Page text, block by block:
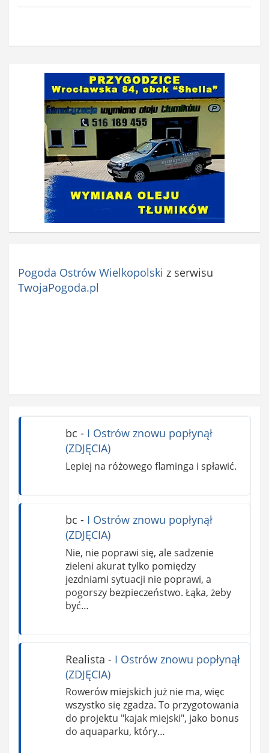
Pogoda Ostrów Wielkopolski z serwisu
TwojaPogoda.pl
bc - I Ostrów znowu popłynął
(ZDJĘCIA)
Lepiej na różowego flaminga i spławić.
bc - I Ostrów znowu popłynął
(ZDJĘCIA)
Nie, nie poprawi się, ale sadzenie
zieleni akurat tylko pomiędzy
jezdniami sytuacji nie poprawi, a
pogorszy bezpieczeństwo. Łąka, żeby
być…
Realista - I Ostrów znowu popłynął
(ZDJĘCIA)
Rowerów miejskich już nie ma, więc
wszystko się zgadza. To przygotowania
do projektu "kajak miejski", jako bonus
do aquaparku, który…